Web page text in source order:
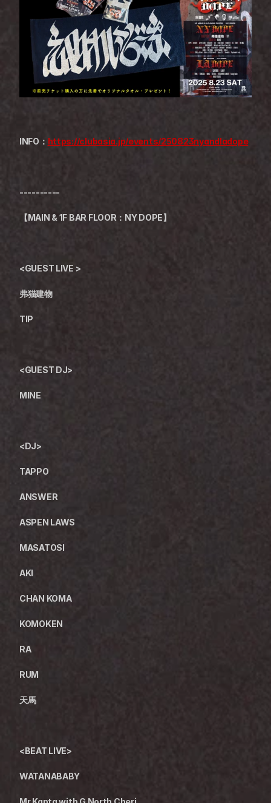
INFO： https://clubasia.jp/events/250823nyandladope
----------
【MAIN & 1F BAR FLOOR：NY DOPE】
<GUEST LIVE >
弗猫建物
TIP
<GUEST DJ>
MINE
<DJ>
TAPPO
ANSWER
ASPEN LAWS
MASATOSI
AKI
CHAN KOMA
KOMOKEN
RA
RUM
天馬
<BEAT LIVE>
WATANABABY